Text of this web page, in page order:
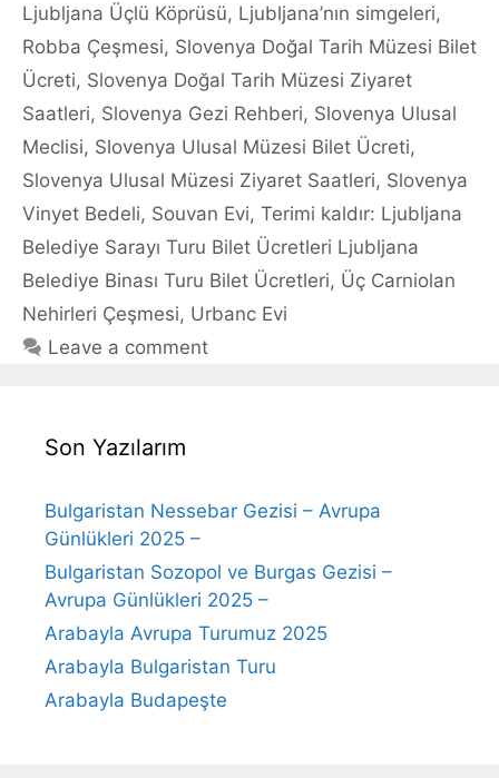
Ljubljana Üçlü Köprüsü, Ljubljana’nın simgeleri,
Robba Çeşmesi, Slovenya Doğal Tarih Müzesi Bilet
Ücreti, Slovenya Doğal Tarih Müzesi Ziyaret
Saatleri, Slovenya Gezi Rehberi, Slovenya Ulusal
Meclisi, Slovenya Ulusal Müzesi Bilet Ücreti,
Slovenya Ulusal Müzesi Ziyaret Saatleri, Slovenya
Vinyet Bedeli, Souvan Evi, Terimi kaldır: Ljubljana
Belediye Sarayı Turu Bilet Ücretleri Ljubljana
Belediye Binası Turu Bilet Ücretleri, Üç Carniolan
Nehirleri Çeşmesi, Urbanc Evi
Leave a comment
Son Yazılarım
Bulgaristan Nessebar Gezisi – Avrupa
Günlükleri 2025 –
Bulgaristan Sozopol ve Burgas Gezisi –
Avrupa Günlükleri 2025 –
Arabayla Avrupa Turumuz 2025
Arabayla Bulgaristan Turu
Arabayla Budapeşte